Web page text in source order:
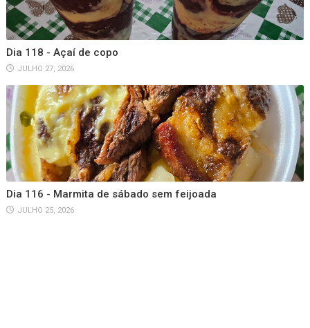
Dia 118 - Açaí de copo
JULHO 27, 2026
Dia 116 - Marmita de sábado sem feijoada
JULHO 25, 2026